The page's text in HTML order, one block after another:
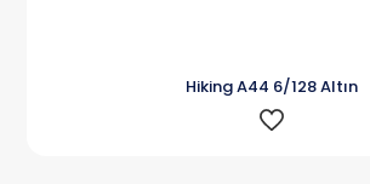
Hiking A44 6/128 Altın